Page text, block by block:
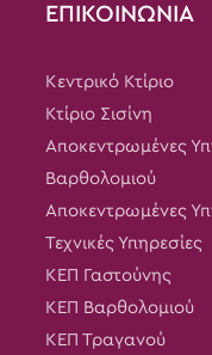
ΕΠΙΚΟΙΝΩΝΙΑ
Κεντρικό Κτίριο
Κτίριο Σισίνη
Αποκεντρωμένες
Βαρθολομιού
Αποκεντρωμένες
Τεχνικές Υπηρεσίες
ΚΕΠ Γαστούνης
ΚΕΠ Βαρθολομιού
ΚΕΠ Τραγανού